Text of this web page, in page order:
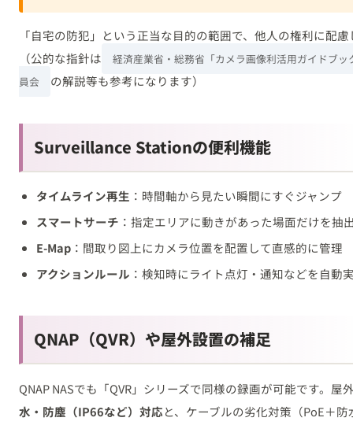
「自宅の防犯」という正当な目的の範囲で、他人の権利に配
（公的な指針は
経済産業省・総務省「カメラ画像利活用ガイドブッ
員会
の解説等も参考になります）
Surveillance Stationの便利機能
タイムライン再生 ：時間軸から見たい瞬間にすぐジャンプ
スマートサーチ ：指定エリアに動きがあった場面だけを抽
E-Map ：間取り図上にカメラ位置を配置して直感的に管理
アクションルール ：検知時にライト点灯・通知などを自動
QNAP（QVR）や屋外設置の補足
QNAP NASでも「QVR」シリーズで同様の録画が可能です。屋
水・防塵（IP66など）対応と、ケーブルの劣化対策（PoE＋